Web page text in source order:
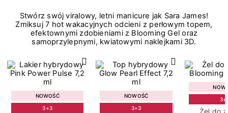
Stwórz swój viralowy, letni manicure jak Sara James!
Zmiksuj 7 hot wakacyjnych odcieni z perłowym topem,
efektownymi zdobieniami z Blooming Gel oraz
samoprzylepnymi, kwiatowymi naklejkami 3D.
NOWOŚĆ
3+3
NOWOŚĆ
3+3